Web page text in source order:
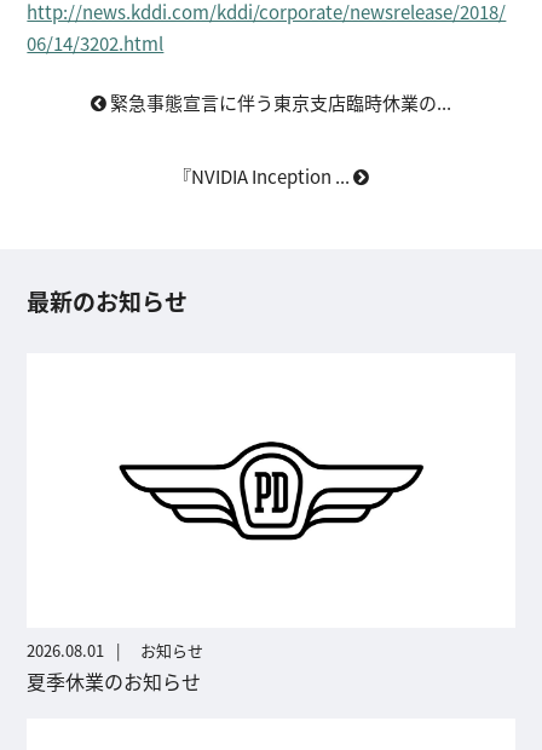
http://news.kddi.com/kddi/corporate/newsrelease/2018/
06/14/3202.html
緊急事態宣言に伴う東京支店臨時休業の...
『NVIDIA Inception ...
最新のお知らせ
2026.08.01 お知らせ
夏季休業のお知らせ